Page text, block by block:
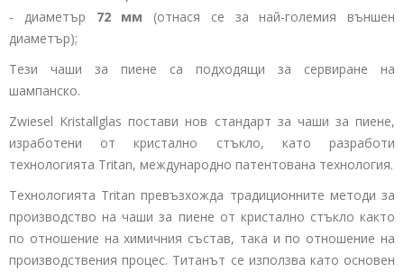
- диаметър 72 мм (отнася се за най-големия външен
диаметър);
Тези чаши за пиене са подходящи за сервиране на
шампанско.
Zwiesel Kristallglas постави нов стандарт за чаши за пиене,
изработени от кристално стъкло, като разработи
технологията Tritan, международно патентована технология.
Технологията Tritan превъзхожда традиционните методи за
производство на чаши за пиене от кристално стъкло както
по отношение на химичния състав, така и по отношение на
производствения процес. Титанът се използва като основен